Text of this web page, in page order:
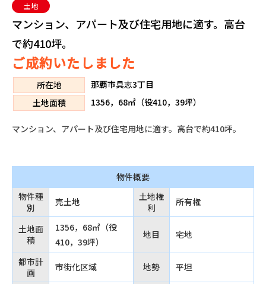
土地
マンション、アパート及び住宅用地に適す。高台
で約410坪。
ご成約いたしました
所在地
那覇市具志3丁目
土地面積
1356，68㎡（役410，39坪）
マンション、アパート及び住宅用地に適す。高台で約410坪。
物件概要
物件種
別
売土地
土地権
利
所有権
土地面
積
1356，68㎡（役
410，39坪）
地目 宅地
都市計
画
市街化区域 地勢
平坦